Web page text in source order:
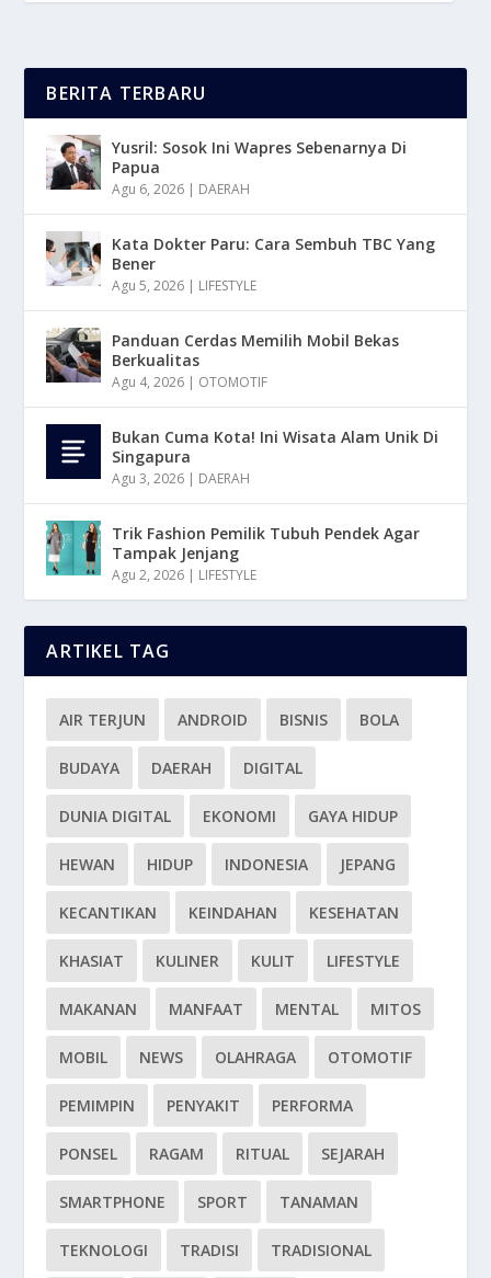
BERITA TERBARU
Yusril: Sosok Ini Wapres Sebenarnya Di
Papua
Agu 6, 2026 | DAERAH
Kata Dokter Paru: Cara Sembuh TBC Yang
Bener
Agu 5, 2026 | LIFESTYLE
Panduan Cerdas Memilih Mobil Bekas
Berkualitas
Agu 4, 2026 | OTOMOTIF
Bukan Cuma Kota! Ini Wisata Alam Unik Di
Singapura
Agu 3, 2026 | DAERAH
Trik Fashion Pemilik Tubuh Pendek Agar
Tampak Jenjang
Agu 2, 2026 | LIFESTYLE
ARTIKEL TAG
AIR TERJUN ANDROID BISNIS BOLA
BUDAYA DAERAH DIGITAL
DUNIA DIGITAL EKONOMI GAYA HIDUP
HEWAN HIDUP INDONESIA JEPANG
KECANTIKAN KEINDAHAN KESEHATAN
KHASIAT KULINER KULIT LIFESTYLE
MAKANAN MANFAAT MENTAL MITOS
MOBIL NEWS OLAHRAGA OTOMOTIF
PEMIMPIN PENYAKIT PERFORMA
PONSEL RAGAM RITUAL SEJARAH
SMARTPHONE SPORT TANAMAN
TEKNOLOGI TRADISI TRADISIONAL